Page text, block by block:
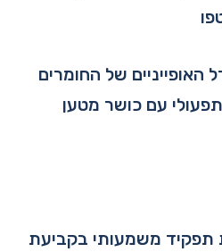
של החומרים
עם כושר מטען
תפקיד משמעותי בקביעת